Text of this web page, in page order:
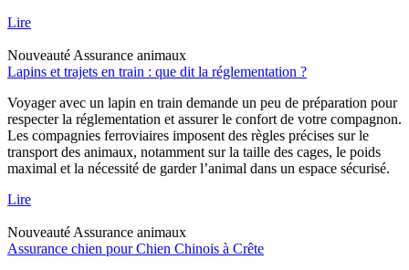
Lire
Nouveauté Assurance animaux
Lapins et trajets en train : que dit la réglementation ?
Voyager avec un lapin en train demande un peu de préparation pour
respecter la réglementation et assurer le confort de votre compagnon.
Les compagnies ferroviaires imposent des règles précises sur le
transport des animaux, notamment sur la taille des cages, le poids
maximal et la nécessité de garder l’animal dans un espace sécurisé.
Lire
Nouveauté Assurance animaux
Assurance chien pour Chien Chinois à Crête